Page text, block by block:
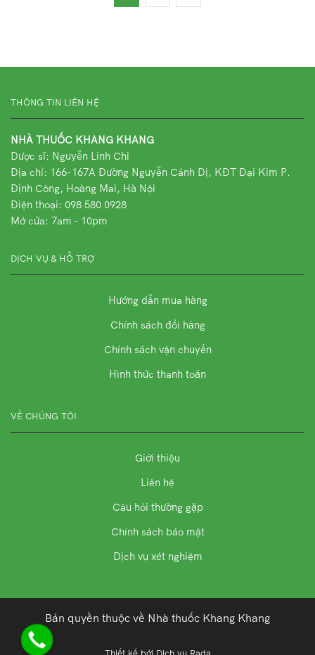
THÔNG TIN LIÊN HỆ
NHÀ THUỐC KHANG KHANG
Dược sĩ: Nguyễn Linh Chi
Địa chỉ: 166-167A Đường Nguyễn Cảnh Dị, KĐT Đại Kim P.
Định Công, Hoàng Mai, Hà Nội
Điện thoại: 098 580 0928
Mở cửa: 7am - 10pm
DỊCH VỤ & HỖ TRỢ
Hướng dẫn mua hàng
Chính sách đổi hàng
Chính sách vận chuyển
Hình thức thanh toán
VỀ CHÚNG TÔI
Giới thiệu
Liên hệ
Câu hỏi thường gặp
Chính sách bảo mật
Dịch vụ xét nghiệm
Bản quyền thuộc về Nhà thuốc Khang Khang